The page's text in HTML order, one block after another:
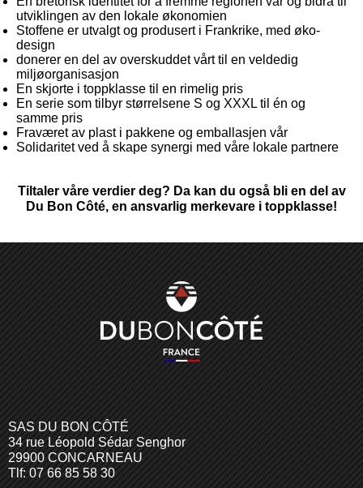
utviklingen av den lokale økonomien
Stoffene er utvalgt og produsert i Frankrike, med øko-
design
donerer en del av overskuddet vårt til en veldedig
miljøorganisasjon
En skjorte i toppklasse til en rimelig pris
En serie som tilbyr størrelsene S og XXXL til én og
samme pris
Fraværet av plast i pakkene og emballasjen vår
Solidaritet ved å skape synergi med våre lokale partnere
Tiltaler våre verdier deg? Da kan du også bli en del av
Du Bon Côté, en ansvarlig merkevare i toppklasse!
SAS DU BON CÔTÉ
34 rue Léopold Sédar Senghor
29900 CONCARNEAU
Tlf: 07 66 85 58 30